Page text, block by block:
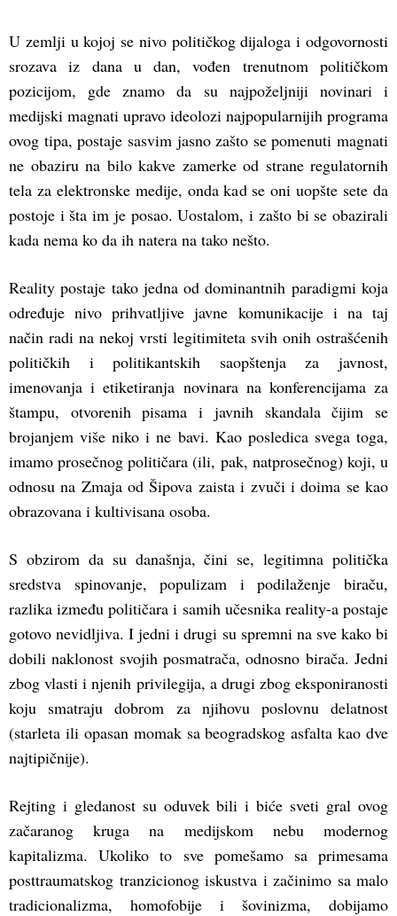
U zemlji u kojoj se nivo političkog dijaloga i odgovornosti
srozava iz dana u dan, vođen trenutnom političkom
pozicijom, gde znamo da su najpoželjniji novinari i
medijski magnati upravo ideolozi najpopularnijih programa
ovog tipa, postaje sasvim jasno zašto se pomenuti magnati
ne obaziru na bilo kakve zamerke od strane regulatornih
tela za elektronske medije, onda kad se oni uopšte sete da
postoje i šta im je posao. Uostalom, i zašto bi se obazirali
kada nema ko da ih natera na tako nešto.
Reality postaje tako jedna od dominantnih paradigmi koja
određuje nivo prihvatljive javne komunikacije i na taj
način radi na nekoj vrsti legitimiteta svih onih ostrašćenih
političkih i politikantskih saopštenja za javnost,
imenovanja i etiketiranja novinara na konferencijama za
štampu, otvorenih pisama i javnih skandala čijim se
brojanjem više niko i ne bavi. Kao posledica svega toga,
imamo prosečnog političara (ili, pak, natprosečnog) koji, u
odnosu na Zmaja od Šipova zaista i zvuči i doima se kao
obrazovana i kultivisana osoba.
S obzirom da su današnja, čini se, legitimna politička
sredstva spinovanje, populizam i podilaženje biraču,
razlika između političara i samih učesnika reality-a postaje
gotovo nevidljiva. I jedni i drugi su spremni na sve kako bi
dobili naklonost svojih posmatrača, odnosno birača. Jedni
zbog vlasti i njenih privilegija, a drugi zbog eksponiranosti
koju smatraju dobrom za njihovu poslovnu delatnost
(starleta ili opasan momak sa beogradskog asfalta kao dve
najtipičnije).
Rejting i gledanost su oduvek bili i biće sveti gral ovog
začaranog kruga na medijskom nebu modernog
kapitalizma. Ukoliko to sve pomešamo sa primesama
posttraumatskog tranzicionog iskustva i začinimo sa malo
tradicionalizma, homofobije i šovinizma, dobijamo